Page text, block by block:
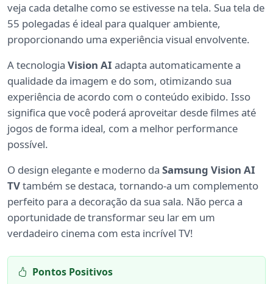
veja cada detalhe como se estivesse na tela. Sua tela de
55 polegadas é ideal para qualquer ambiente,
proporcionando uma experiência visual envolvente.
A tecnologia Vision AI adapta automaticamente a
qualidade da imagem e do som, otimizando sua
experiência de acordo com o conteúdo exibido. Isso
significa que você poderá aproveitar desde filmes até
jogos de forma ideal, com a melhor performance
possível.
O design elegante e moderno da Samsung Vision AI
TVtambém se destaca, tornando-a um complemento
perfeito para a decoração da sua sala. Não perca a
oportunidade de transformar seu lar em um
verdadeiro cinema com esta incrível TV!
Pontos Positivos